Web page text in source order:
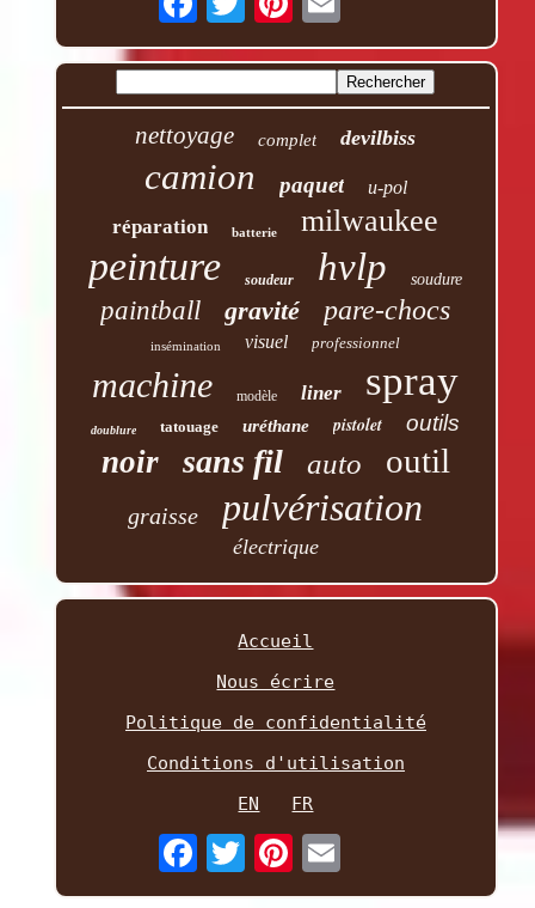
nettoyage complet devilbiss
camion paquet u-pol
réparation batterie milwaukee
peinture soudeur hvlp soudure
paintball gravité pare-chocs
insémination visuel professionnel
machine modèle liner spray
doublure tatouage uréthane pistolet outils
noir sans fil auto outil
graisse pulvérisation
électrique
Accueil
Nous écrire
Politique de confidentialité
Conditions d'utilisation
EN
FR